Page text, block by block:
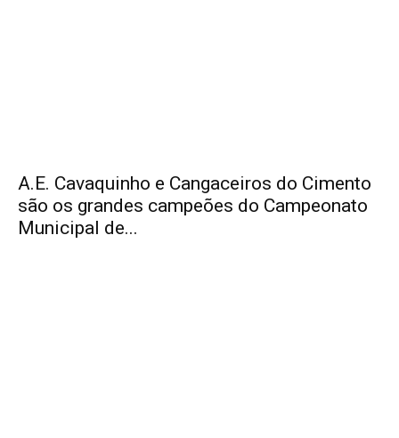
A.E. Cavaquinho e Cangaceiros do Cimento
são os grandes campeões do Campeonato
Municipal de...